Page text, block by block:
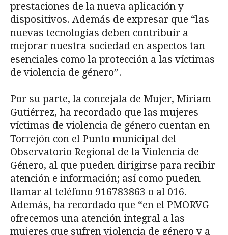
prestaciones de la nueva aplicación y
dispositivos. Además de expresar que “las
nuevas tecnologías deben contribuir a
mejorar nuestra sociedad en aspectos tan
esenciales como la protección a las víctimas
de violencia de género”.
Por su parte, la concejala de Mujer, Miriam
Gutiérrez, ha recordado que las mujeres
víctimas de violencia de género cuentan en
Torrejón con el Punto municipal del
Observatorio Regional de la Violencia de
Género, al que pueden dirigirse para recibir
atención e información; así como pueden
llamar al teléfono 916783863 o al 016.
Además, ha recordado que “en el PMORVG
ofrecemos una atención integral a las
mujeres que sufren violencia de género y a